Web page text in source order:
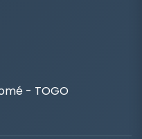
- TOGO